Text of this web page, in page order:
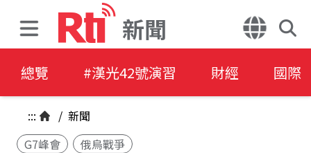
新聞
總覽 #漢光42號演習 財經 國際
::: / 新聞
G7峰會
俄烏戰爭